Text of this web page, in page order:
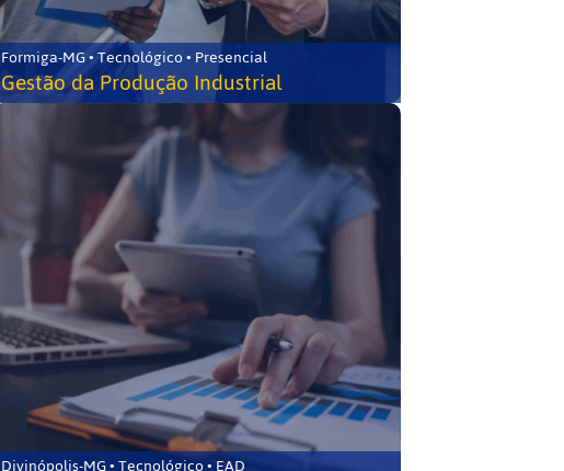
Formiga-MG • Tecnológico • Presencial
Gestão da Produção Industrial